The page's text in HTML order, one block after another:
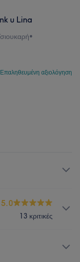
u Lina
•
Επαληθευμένη αξιολόγηση
5.0
13 κριτικές